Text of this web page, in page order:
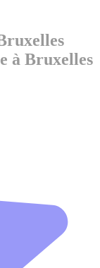
à Bruxelles